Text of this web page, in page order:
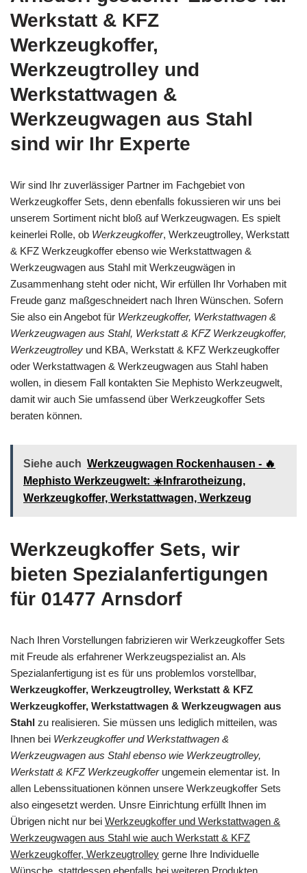
Werkstatt & KFZ
Werkzeugkoffer,
Werkzeugtrolley und
Werkstattwagen &
Werkzeugwagen aus Stahl
sind wir Ihr Experte
Wir sind Ihr zuverlässiger Partner im Fachgebiet von
Werkzeugkoffer Sets, denn ebenfalls fokussieren wir uns bei
unserem Sortiment nicht bloß auf Werkzeugwagen. Es spielt
keinerlei Rolle, ob Werkzeugkoffer, Werkzeugtrolley, Werkstatt
& KFZ Werkzeugkoffer ebenso wie Werkstattwagen &
Werkzeugwagen aus Stahl mit Werkzeugwägen in
Zusammenhang steht oder nicht, Wir erfüllen Ihr Vorhaben mit
Freude ganz maßgeschneidert nach Ihren Wünschen. Sofern
Sie also ein Angebot für Werkzeugkoffer, Werkstattwagen &
Werkzeugwagen aus Stahl, Werkstatt & KFZ Werkzeugkoffer,
Werkzeugtrolley und KBA, Werkstatt & KFZ Werkzeugkoffer
oder Werkstattwagen & Werkzeugwagen aus Stahl haben
wollen, in diesem Fall kontakten Sie Mephisto Werkzeugwelt,
damit wir auch Sie umfassend über Werkzeugkoffer Sets
beraten können.
Siehe auch Werkzeugwagen Rockenhausen - 🔥
Mephisto Werkzeugwelt: ☀️Infrarotheizung,
Werkzeugkoffer, Werkstattwagen, Werkzeug
Werkzeugkoffer Sets, wir
bieten Spezialanfertigungen
für 01477 Arnsdorf
Nach Ihren Vorstellungen fabrizieren wir Werkzeugkoffer Sets
mit Freude als erfahrener Werkzeugspezialist an. Als
Spezialanfertigung ist es für uns problemlos vorstellbar,
Werkzeugkoffer, Werkzeugtrolley, Werkstatt & KFZ
Werkzeugkoffer, Werkstattwagen & Werkzeugwagen aus
Stahl zu realisieren. Sie müssen uns lediglich mitteilen, was
Ihnen bei Werkzeugkoffer und Werkstattwagen &
Werkzeugwagen aus Stahl ebenso wie Werkzeugtrolley,
Werkstatt & KFZ Werkzeugkofferungemein elementar ist. In
allen Lebenssituationen können unsere Werkzeugkoffer Sets
also eingesetzt werden. Unsre Einrichtung erfüllt Ihnen im
Übrigen nicht nur bei Werkzeugkoffer und Werkstattwagen &
Werkzeugwagen aus Stahl wie auch Werkstatt & KFZ
Werkzeugkoffer, Werkzeugtrolley gerne Ihre Individuelle
Wünsche, stattdessen ebenfalls bei weiteren Produkten.